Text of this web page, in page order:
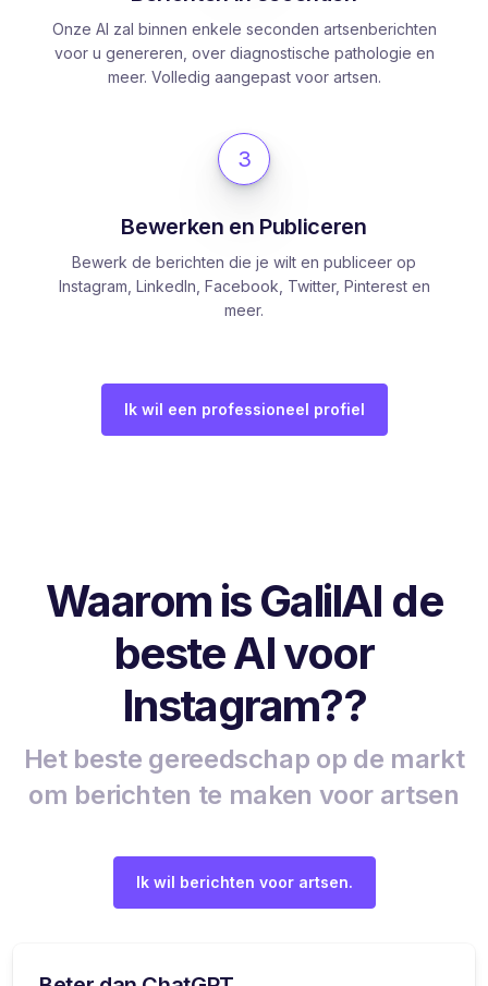
Onze AI zal binnen enkele seconden artsenberichten
voor u genereren, over diagnostische pathologie en
meer. Volledig aangepast voor artsen.
3
Bewerken en Publiceren
Bewerk de berichten die je wilt en publiceer op
Instagram, LinkedIn, Facebook, Twitter, Pinterest en
meer.
Ik wil een professioneel profiel
Waarom is GalilAI de
beste AI voor
Instagram??
Het beste gereedschap op de markt
om berichten te maken voor artsen
Ik wil berichten voor artsen.